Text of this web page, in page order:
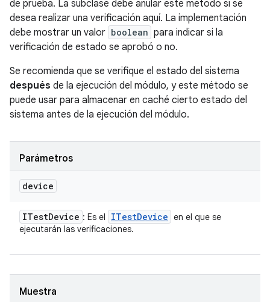
de prueba. La subclase debe anular este método si se
desea realizar una verificación aquí. La implementación
debe mostrar un valor boolean para indicar si la
verificación de estado se aprobó o no.
Se recomienda que se verifique el estado del sistema
después de la ejecución del módulo, y este método se
puede usar para almacenar en caché cierto estado del
sistema antes de la ejecución del módulo.
Parámetros
device
ITestDevice : Es el ITestDevice en el que se
ejecutarán las verificaciones.
Muestra